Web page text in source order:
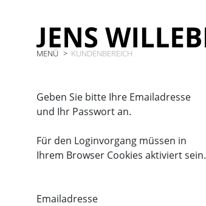
MENÜ KUNDENBEREICH
Geben Sie bitte Ihre Emailadresse
und Ihr Passwort an.
Für den Loginvorgang müssen in
Ihrem Browser Cookies aktiviert sein.
Emailadresse